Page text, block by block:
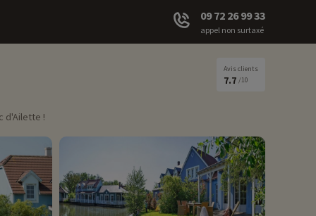
09 72 26 99 33
appel non surtaxé
Avis clients
7.7 /10
d'Ailette !